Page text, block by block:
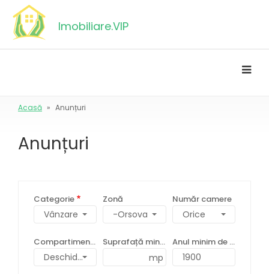
Mergi
conţinutul
Imobiliare.VIP
Acasă Anunțuri
Anunțuri
Categorie Zonă
-Orsova
Număr camere
Compartimentare
Deschidere
Suprafață minimă Anul minim de construcție